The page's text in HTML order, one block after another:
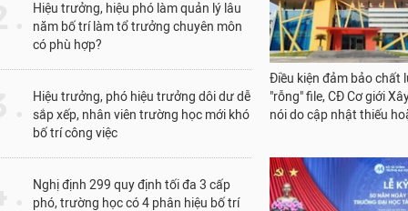
Hiệu trưởng, hiệu phó làm quản lý lâu
năm bố trí làm tổ trưởng chuyên môn
có phù hợp?
Hiệu trưởng, phó hiệu trưởng dôi dư dễ
sắp xếp, nhân viên trường học mới khó
bố trí công việc
Nghị định 299 quy định tối đa 3 cấp
phó, trường học có 4 phân hiệu bố trí
Huy động nghệ sĩ, vận
chính